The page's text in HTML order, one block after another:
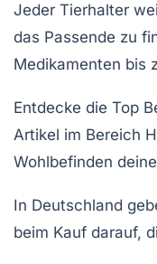
Jeder Tierhalter
das Passende zu
Medikamenten bis
Entdecke die Top
Artikel im Bereich
Wohlbefinden
In Deutschland
beim Kauf darauf,